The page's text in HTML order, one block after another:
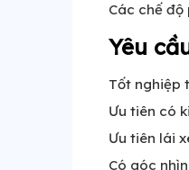
Các chế độ
Yêu
Tốt nghiệp
Ưu tiên có
Ưu tiên lái
Có góc